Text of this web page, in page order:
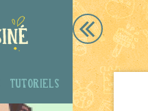
Tutoriels